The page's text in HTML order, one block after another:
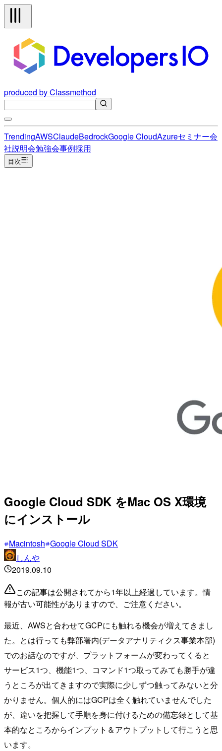
produced by Classmethod
TrendingAWSClaudeBedrockGoogle CloudAzureセミナー会
社説明会勉強会事例採用
目次
Google Cloud SDK をMac OS X環境
にインストール
Macintosh Google Cloud SDK
しんや
2019.09.10
この記事は公開されてから1年以上経過しています。情
報が古い可能性がありますので、ご注意ください。
最近、AWSと合わせてGCPにも触れる機会が増えてきまし
た。とは行っても弊部署内(データアナリティクス事業本部)
でのお話なのですが、プラットフォームが変わってくると
サービス1つ、機能1つ、コマンド1つ取ってみても勝手が違
うところが出てきますので実際に少しずつ触ってみないと分
かりません。個人的にはGCPは全く触れていませんでした
が、違いを把握して手順を身に付けるための備忘録として基
本的なところからインプット＆アウトプットして行こうと思
います。